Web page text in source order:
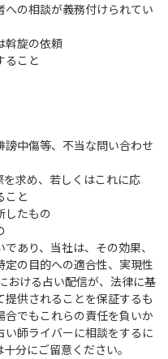
の相談が義務付けられてい
斡旋の依頼
ること
中傷等、不当な問い合わせ
求め、若しくはこれに応
こと
したもの
あり、当社は、その効果、
の目的への適合性、実現性
おける占い配信が、法律に基
供されることを保証するも
でもこれらの責任を負いか
師ライバーに相談をするに
分にご留意ください。